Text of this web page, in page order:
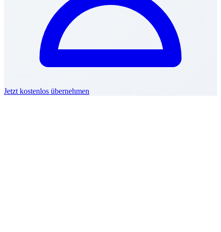
Jetzt kostenlos übernehmen